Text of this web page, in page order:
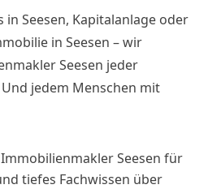
Seesen, Kapitalanlage oder
in Seesen – wir
Seesen jeder
jedem Menschen mit
Seesen für
tiefes Fachwissen über